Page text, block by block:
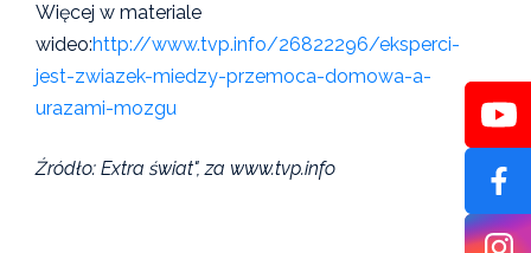
Więcej w materiale
wideo:http://www.tvp.info/26822296/eksperci-
jest-zwiazek-miedzy-przemoca-domowa-a-
urazami-mozgu
Źródło: Extra świat", za www.tvp.info